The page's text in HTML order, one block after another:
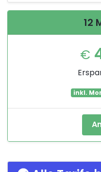
12
€
inkl.